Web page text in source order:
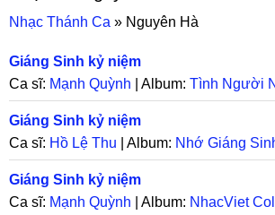
Nhạc Thánh Ca » Nguyên Hà
Giáng Sinh kỷ niệm
Ca sĩ: Mạnh Quỳnh | Album: Tình Người
Quỳnh)
Giáng Sinh kỷ niệm
Ca sĩ: Hồ Lệ Thu | Album: Nhớ Giáng
Giáng Sinh kỷ niệm
Ca sĩ: Mạnh Quỳnh | Album: NhacViet